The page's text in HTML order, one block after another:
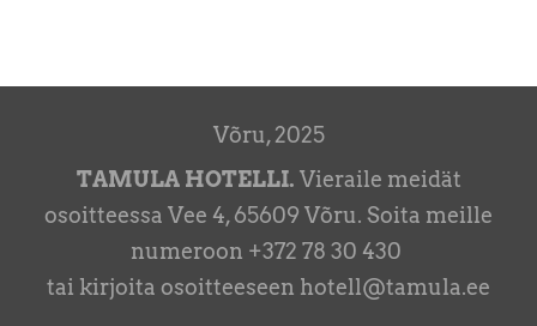
Võru, 2025
TAMULA HOTELLI. Vieraile meidät
osoitteessa Vee 4, 65609 Võru. Soita meille
numeroon +372 78 30 430
tai kirjoita osoitteeseen hotell@tamula.ee